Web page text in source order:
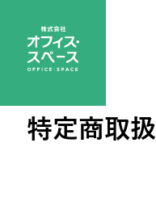
特定商取